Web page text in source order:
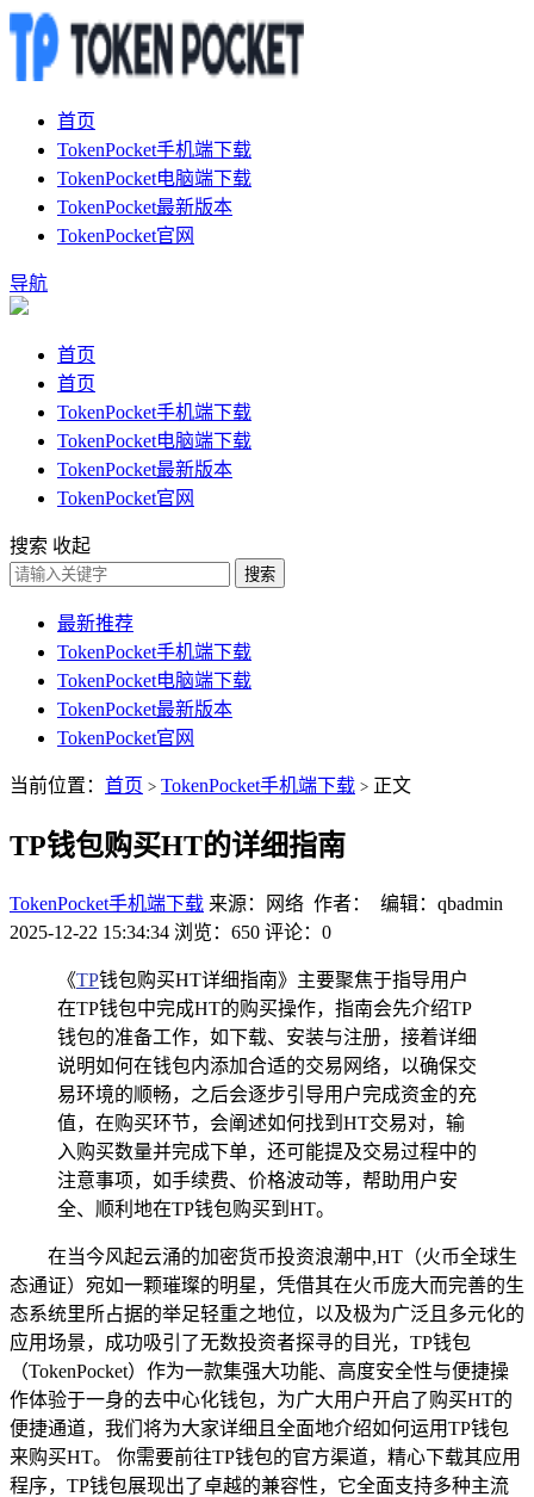
首页
TokenPocket手机端下载
TokenPocket电脑端下载
TokenPocket最新版本
TokenPocket官网
导航
首页
首页
TokenPocket手机端下载
TokenPocket电脑端下载
TokenPocket最新版本
TokenPocket官网
搜索 收起
搜索
最新推荐
TokenPocket手机端下载
TokenPocket电脑端下载
TokenPocket最新版本
TokenPocket官网
当前位置： 首页 > TokenPocket手机端下载 > 正文
TP钱包购买HT的详细指南
TokenPocket手机端下载 来源：网络 作者： 编辑：qbadmin
2025-12-22 15:34:34 浏览：650 评论：0
《TP钱包购买HT详细指南》主要聚焦于指导用户
在TP钱包中完成HT的购买操作，指南会先介绍TP
钱包的准备工作，如下载、安装与注册，接着详细
说明如何在钱包内添加合适的交易网络，以确保交
易环境的顺畅，之后会逐步引导用户完成资金的充
值，在购买环节，会阐述如何找到HT交易对，输
入购买数量并完成下单，还可能提及交易过程中的
注意事项，如手续费、价格波动等，帮助用户安
全、顺利地在TP钱包购买到HT。
在当今风起云涌的加密货币投资浪潮中,HT（火币全球生
态通证）宛如一颗璀璨的明星，凭借其在火币庞大而完善的生
态系统里所占据的举足轻重之地位，以及极为广泛且多元化的
应用场景，成功吸引了无数投资者探寻的目光，TP钱包
（TokenPocket）作为一款集强大功能、高度安全性与便捷操
作体验于一身的去中心化钱包，为广大用户开启了购买HT的
便捷通道，我们将为大家详细且全面地介绍如何运用TP钱包
来购买HT。 你需要前往TP钱包的官方渠道，精心下载其应用
程序，TP钱包展现出了卓越的兼容性，它全面支持多种主流